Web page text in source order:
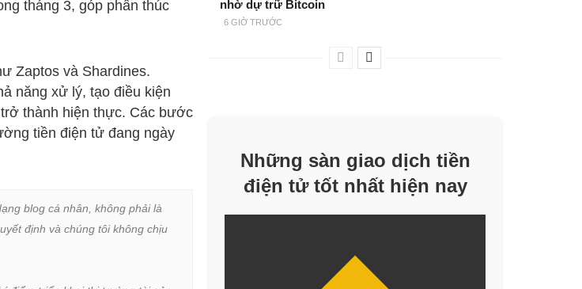
tháng 3, góp phần thúc
Zaptos và Shardines.
năng xử lý, tạo điều kiện
thành hiện thực. Các bước
tiền điện tử đang ngày
blog cá nhân, không phải là
định và chúng tôi không chịu
nhờ dự trữ Bitcoin
6 GIỜ TRƯỚC
Những sàn giao dịch tiền
điện tử tốt nhất hiện nay